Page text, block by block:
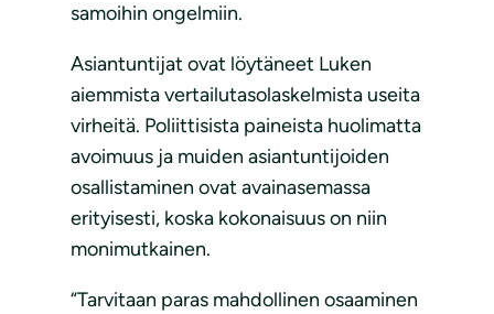
samoihin ongelmiin.
Asiantuntijat ovat löytäneet Luken
aiemmista vertailutasolaskelmista useita
virheitä. Poliittisista paineista huolimatta
avoimuus ja muiden asiantuntijoiden
osallistaminen ovat avainasemassa
erityisesti, koska kokonaisuus on niin
monimutkainen.
“Tarvitaan paras mahdollinen osaaminen